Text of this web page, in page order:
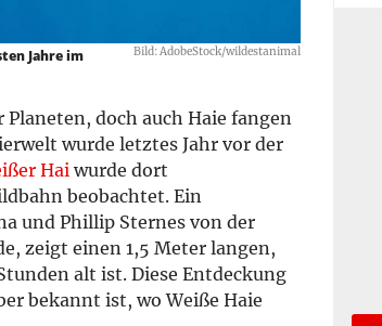
Bild: AdobeStock/wildestanimal
Jahre im
doch auch Haie fangen
wurde letztes Jahr vor der
Haiwurde dort
beobachtet. Ein
und Phillip Sternes von der
zeigt einen 1,5 Meter langen,
alt ist. Diese Entdeckung
bekannt ist, wo Weiße Haie